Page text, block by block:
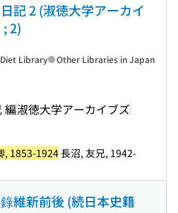
記 2 (淑徳大学アーカイ
2)
編淑徳大学アーカイブズ
Library Other Libraries in Japan
, 1853-1924長沼, 友兄, 1942-
維新前後 (続日本史籍